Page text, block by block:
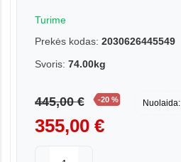
Turime
Prekės kodas: 2030626445549
Svoris: 74.00kg
445,00 € -20 % Nuolaida:
355,00 €